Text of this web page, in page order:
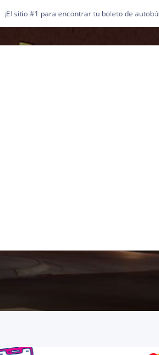
¡El sitio #1 para encontrar tu boleto de